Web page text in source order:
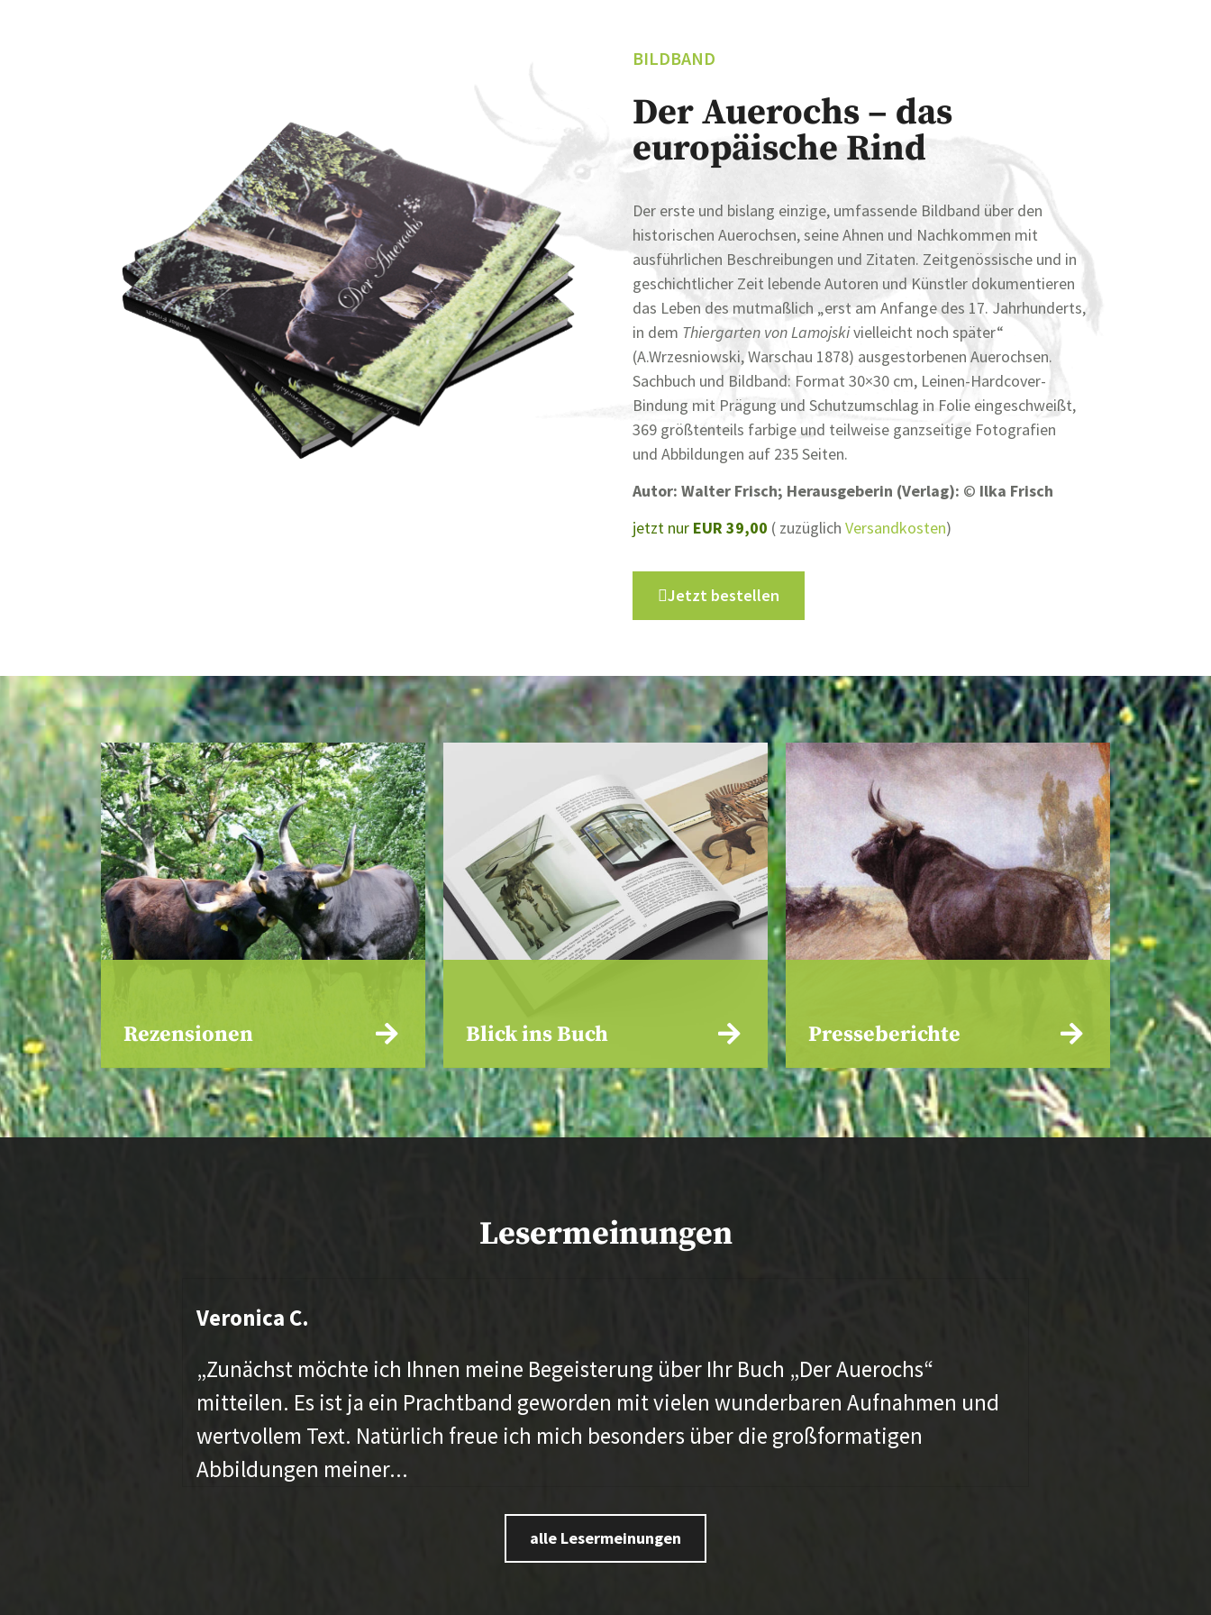
BILDBAND
Der Auerochs – das
europäische Rind
Der erste und bislang einzige, umfassende Bildband über den
historischen Auerochsen, seine Ahnen und Nachkommen mit
ausführlichen Beschreibungen und Zitaten. Zeitgenössische und in
geschichtlicher Zeit lebende Autoren und Künstler dokumentieren
das Leben des mutmaßlich „erst am Anfange des 17. Jahrhunderts,
in dem Thiergarten von Lamojskivielleicht noch später“
(A.Wrzesniowski, Warschau 1878) ausgestorbenen Auerochsen.
Sachbuch und Bildband: Format 30×30 cm, Leinen-Hardcover-
Bindung mit Prägung und Schutzumschlag in Folie eingeschweißt,
369 größtenteils farbige und teilweise ganzseitige Fotografien
und Abbildungen auf 235 Seiten.
Autor: Walter Frisch; Herausgeberin (Verlag): © Ilka Frisch
jetzt nur EUR 39,00 ( zuzüglich Versandkosten)
Jetzt bestellen
Rezensionen Blick ins Buch Presseberichte
Lesermeinungen
Veronica C.
„Zunächst möchte ich Ihnen meine Begeisterung über Ihr Buch „Der Auerochs“
mitteilen. Es ist ja ein Prachtband geworden mit vielen wunderbaren Aufnahmen und
wertvollem Text. Natürlich freue ich mich besonders über die großformatigen
Abbildungen meiner...
alle Lesermeinungen